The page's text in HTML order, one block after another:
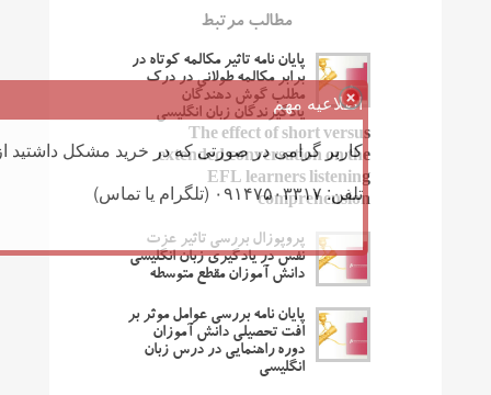
مطالب مرتبط
پایان نامه تاثیر مکالمه کوتاه در
برابر مکالمه طولانی در درک
مطلب گوش دهندگان
یادگیرندگان زبان انگلیسی
The effect of short versus
extended conversation on the
EFL learners listening
comprehension
پروپوزال بررسی تاثیر عزت
نفس در یادگیری زبان انگلیسی
دانش آموزان مقطع متوسطه
پایان نامه بررسی عوامل موثر بر
افت تحصیلی دانش آموزان
دوره راهنمایی در درس زبان
انگلیسی
اطلاعیه مهم
کاربر گرامی در صورتی که در خرید مشکل داشتید
تلفن: ۰۹۱۴۷۵۰۳۳۱۷ (تلگرام یا تماس)